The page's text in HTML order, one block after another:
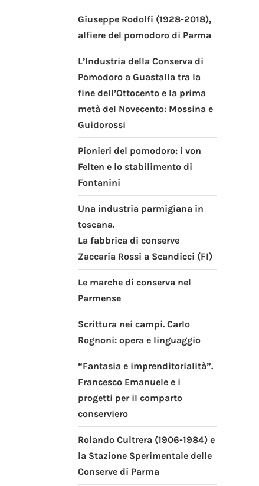
Giuseppe Rodolfi (1928-2018),
alfiere del pomodoro di Parma
L’Industria della Conserva di
Pomodoro a Guastalla tra la
fine dell’Ottocento e la prima
metà del Novecento: Mossina e
Guidorossi
Pionieri del pomodoro: i von
Felten e lo stabilimento di
Fontanini
Una industria parmigiana in
toscana.
La fabbrica di conserve
Zaccaria Rossi a Scandicci (FI)
Le marche di conserva nel
Parmense
Scrittura nei campi. Carlo
Rognoni: opera e linguaggio
“Fantasia e imprenditorialità”.
Francesco Emanuele e i
progetti per il comparto
conserviero
Rolando Cultrera (1906-1984) e
la Stazione Sperimentale delle
Conserve di Parma